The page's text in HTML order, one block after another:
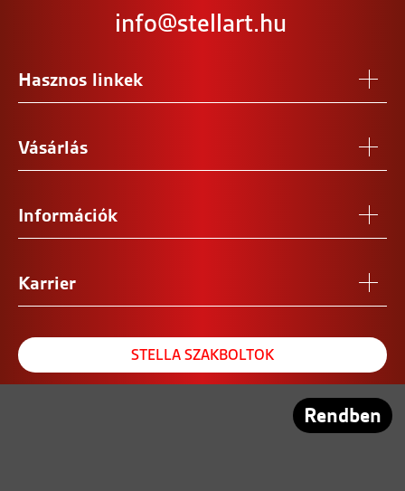
info@stellart.hu
Hasznos linkek
Vásárlás
Információk
Karrier
STELLA SZAKBOLTOK
Rendben